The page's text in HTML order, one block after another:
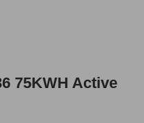
75KWH Active